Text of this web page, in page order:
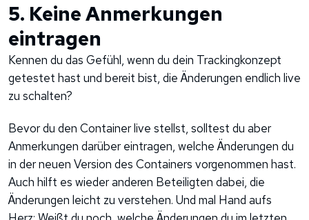
5. Keine Anmerkungen
eintragen
Kennen du das Gefühl, wenn du dein Trackingkonzept
getestet hast und bereit bist, die Änderungen endlich live
zu schalten?
Bevor du den Container live stellst, solltest du aber
Anmerkungen darüber eintragen, welche Änderungen du
in der neuen Version des Containers vorgenommen hast.
Auch hilft es wieder anderen Beteiligten dabei, die
Änderungen leicht zu verstehen. Und mal Hand aufs